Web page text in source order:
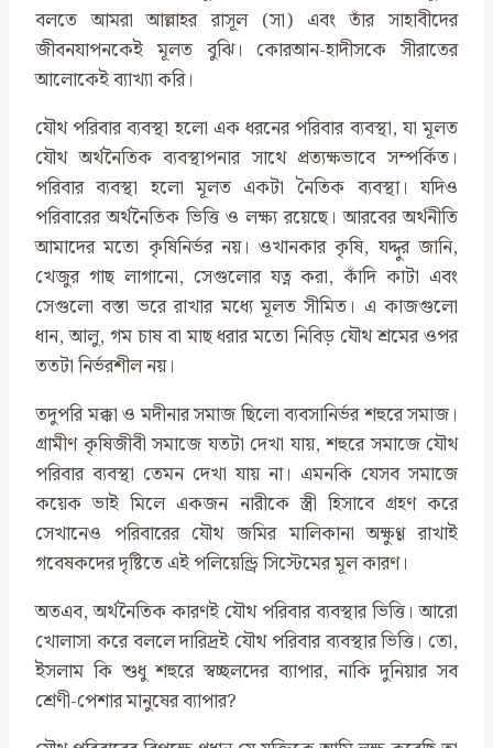
বলতে আমরা আল্লাহর রাসূল (সা) এবং তাঁর সাহাবীদের
জীবনযাপনকেই মূলত বুঝি। কোরআন-হাদীসকে সীরাতের
আলোকেই ব্যাখ্যা করি।
যৌথ পরিবার ব্যবস্থা হলো এক ধরনের পরিবার ব্যবস্থা, যা মূলত
যৌথ অর্থনৈতিক ব্যবস্থাপনার সাথে প্রত্যক্ষভাবে সম্পর্কিত।
পরিবার ব্যবস্থা হলো মূলত একটা নৈতিক ব্যবস্থা। যদিও
পরিবারের অর্থনৈতিক ভিত্তি ও লক্ষ্য রয়েছে। আরবের অর্থনীতি
আমাদের মতো কৃষিনির্ভর নয়। ওখানকার কৃষি, যদ্দুর জানি,
খেজুর গাছ লাগানো, সেগুলোর যত্ন করা, কাঁদি কাটা এবং
সেগুলো বস্তা ভরে রাখার মধ্যে মূলত সীমিত। এ কাজগুলো
ধান, আলু, গম চাষ বা মাছ ধরার মতো নিবিড় যৌথ শ্রমের ওপর
ততটা নির্ভরশীল নয়।
তদুপরি মক্কা ও মদীনার সমাজ ছিলো ব্যবসানির্ভর শহুরে সমাজ।
গ্রামীণ কৃষিজীবী সমাজে যতটা দেখা যায়, শহুরে সমাজে যৌথ
পরিবার ব্যবস্থা তেমন দেখা যায় না। এমনকি যেসব সমাজে
কয়েক ভাই মিলে একজন নারীকে স্ত্রী হিসাবে গ্রহণ করে
সেখানেও পরিবারের যৌথ জমির মালিকানা অক্ষুণ্ণ রাখাই
গবেষকদের দৃষ্টিতে এই পলিয়েন্ড্রি সিস্টেমের মূল কারণ।
অতএব, অর্থনৈতিক কারণই যৌথ পরিবার ব্যবস্থার ভিত্তি। আরো
খোলাসা করে বললে দারিদ্রই যৌথ পরিবার ব্যবস্থার ভিত্তি। তো,
ইসলাম কি শুধু শহুরে স্বচ্ছলদের ব্যাপার, নাকি দুনিয়ার সব
শ্রেণী-পেশার মানুষের ব্যাপার?